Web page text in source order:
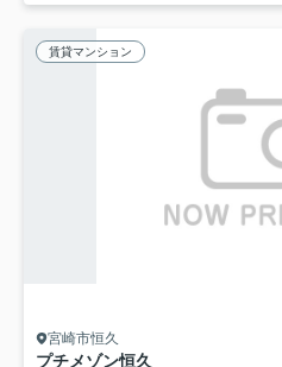
賃貸マンション
宮崎市恒久
プチメゾン恒久